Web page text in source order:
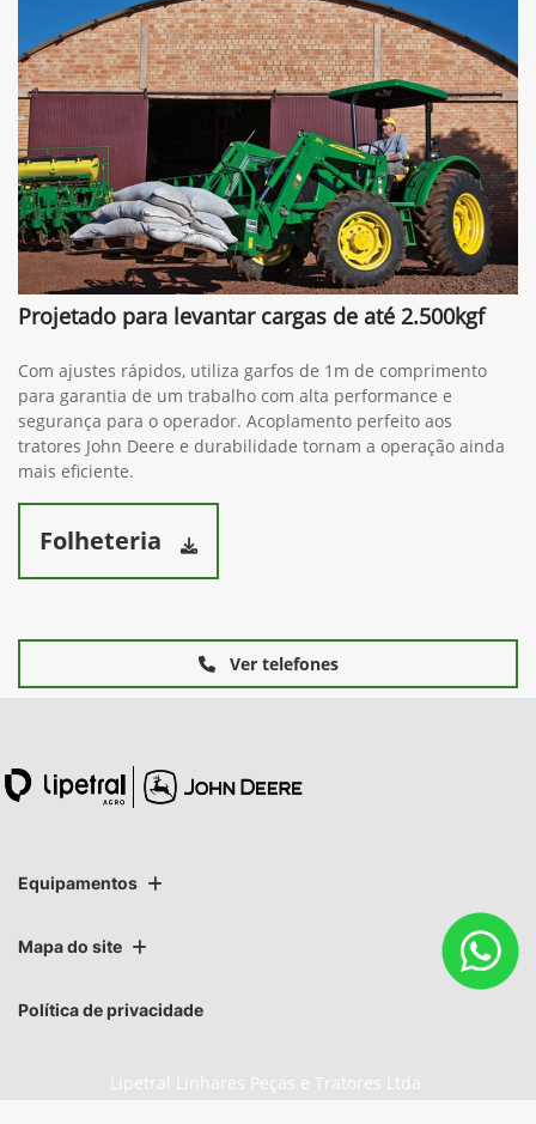
Projetado para levantar cargas de até 2.500kgf
Com ajustes rápidos, utiliza garfos de 1m de comprimento
para garantia de um trabalho com alta performance e
segurança para o operador. Acoplamento perfeito aos
tratores John Deere e durabilidade tornam a operação ainda
mais eficiente.
Folheteria
Ver telefones
Equipamentos
Mapa do site
Política de privacidade
Lipetral Linhares Peças e Tratores Ltda